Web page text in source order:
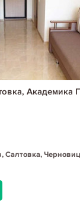
Академика
Салтовка,